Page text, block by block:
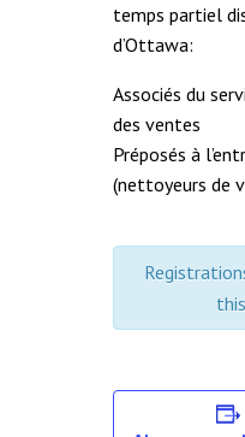
temps partiel
d’Ottawa:
Associés du
des ventes
Préposés à
(nettoyeurs de